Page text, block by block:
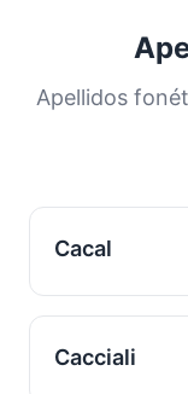
Apellidos
Cacal
Cacciali